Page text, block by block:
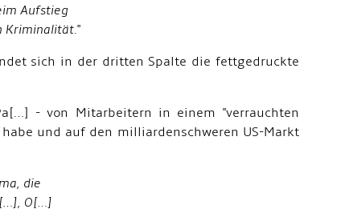
Aufstieg
Kriminalität."
sich in der dritten Spalte die fettgedruckte
- von Mitarbeitern in einem "verrauchten
und auf den milliardenschweren US-Markt
die
O[…]